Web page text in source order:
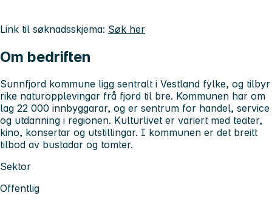
Link til søknadsskjema: Søk her
Om bedriften
Sunnfjord kommune ligg sentralt i Vestland fylke, og tilbyr
rike naturopplevingar frå fjord til bre. Kommunen har om
lag 22 000 innbyggarar, og er sentrum for handel, service
og utdanning i regionen. Kulturlivet er variert med teater,
kino, konsertar og utstillingar. I kommunen er det breitt
tilbod av bustadar og tomter.
Sektor
Offentlig